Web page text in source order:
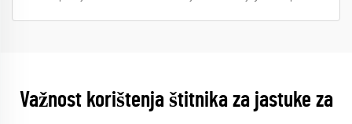
Važnost korištenja štitnika za jastuke za